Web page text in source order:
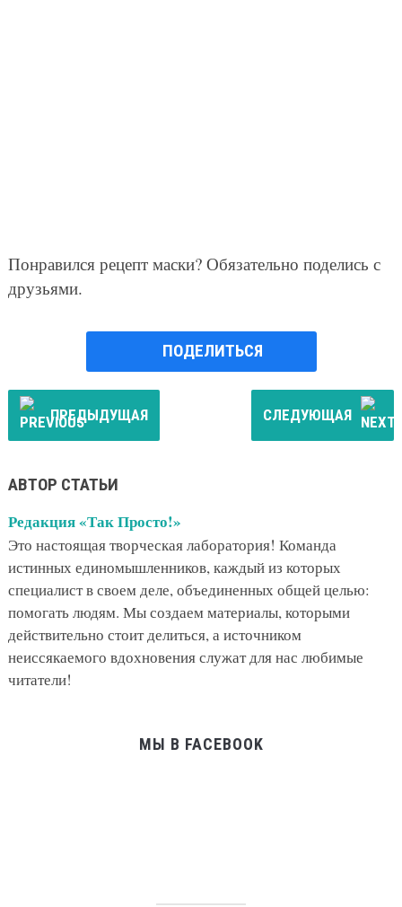
Понравился рецепт маски? Обязательно поделись с
друзьями.
ПОДЕЛИТЬСЯ
ПРЕДЫДУЩАЯ СЛЕДУЮЩАЯ
АВТОР СТАТЬИ
Редакция «Так Просто!»
Это настоящая творческая лаборатория! Команда
истинных единомышленников, каждый из которых
специалист в своем деле, объединенных общей целью:
помогать людям. Мы создаем материалы, которыми
действительно стоит делиться, а источником
неиссякаемого вдохновения служат для нас любимые
читатели!
МЫ В FACEBOOK